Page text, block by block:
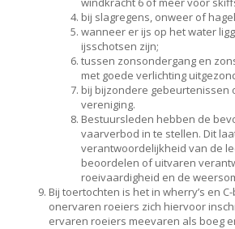
bij slagregens, onweer of
wanneer er ijs op het water
ijsschotsen zijn;
tussen zonsondergang en
met goede verlichting
bij bijzondere gebeurtenissen
vereniging.
Bestuursleden hebben de
vaarverbod in te stellen. Dit
verantwoordelijkheid van de
beoordelen of uitvaren
roeivaardigheid en de
Bij toertochten is het in wherry’s en
onervaren roeiers zich hiervoor
ervaren roeiers meevaren als boeg